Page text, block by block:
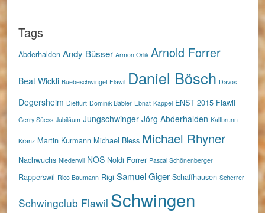
Tags
Abderhalden Andy Büsser Armon Orlik Arnold Forrer
Beat Wickli Buebeschwinget Flawil Daniel Bösch Davos
Degersheim Dietfurt Dominik Bäbler Ebnat-Kappel ENST 2015 Flawil
Gerry Süess Jubiläum Jungschwinger Jörg Abderhalden Kaltbrunn
Kranz Martin Kurmann Michael Bless Michael Rhyner
Nachwuchs Niederwil NOS Nöldi Forrer Pascal Schönenberger
Rapperswil Rico Baumann Rigi Samuel Giger Schaffhausen Scherrer
Schwingclub Flawil Schwingen